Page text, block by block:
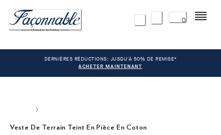
0 Menu
DERNIÈRES RÉDUCTIONS: JUSQU'À 50% DE REMISE*
ACHETER MAINTENANT
Veste De Terrain Teint En Pièce En Coton